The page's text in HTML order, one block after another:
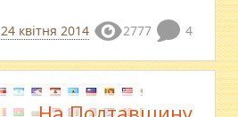
24 квітня 2014 2777 4